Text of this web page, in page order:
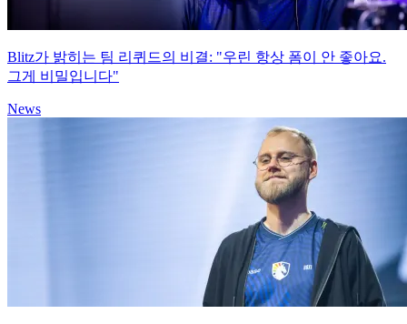
Blitz가 밝히는 팀 리퀴드의 비결: "우린 항상 폼이 안 좋아요.
그게 비밀입니다"
News